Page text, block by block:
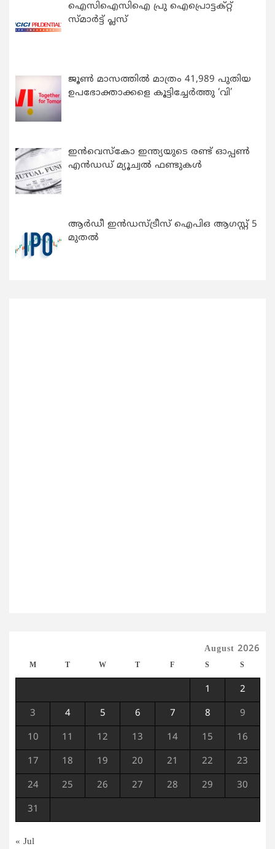
ഐസിഐസിഐ പ്രു ഐപ്രൊട്ടക്റ്റ്
സ്മാർട്ട് പ്ലസ്
ജൂൺ മാസത്തിൽ മാത്രം 41,989 പുതിയ
ഉപഭോക്താക്കളെ കൂട്ടിച്ചേർത്തു ‘വി’
ഇന്‍വെസ്കോ ഇന്ത്യയുടെ രണ്ട് ഓപ്പണ്‍
എന്‍ഡഡ് മ്യൂച്വല്‍ ഫണ്ടുകള്‍
ആർഡീ ഇൻഡസ്ട്രീസ് ഐപിഒ ആഗസ്റ്റ് 5
മുതൽ
August 2026
M T W T F S S
1 2
3 4 5 6 7 8 9
10 11 12 13 14 15 16
17 18 19 20 21 22 23
24 25 26 27 28 29 30
31
« Jul